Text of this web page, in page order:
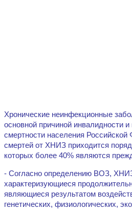
Хронические неинфекционные
основной причиной инвалидности
смертности населения
смертей от ХНИЗ приходится
которых более 40% являются
- Согласно определению ВОЗ,
характеризующиеся
являющиеся результатом
генетических, физиологических,